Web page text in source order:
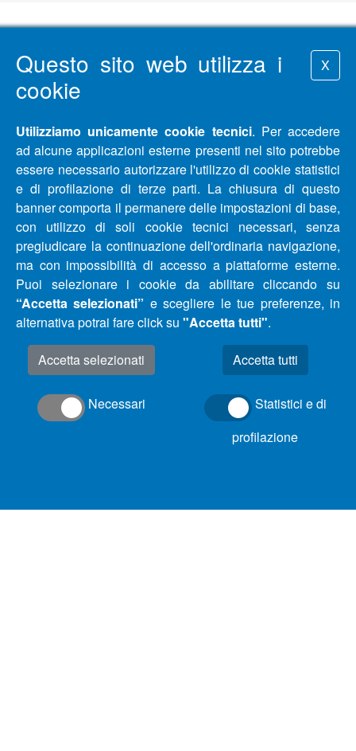
Questo sito web utilizza i
cookie
X
Utilizziamo unicamente cookie tecnici. Per accedere
ad alcune applicazioni esterne presenti nel sito potrebbe
essere necessario autorizzare l'utilizzo di cookie statistici
e di profilazione di terze parti. La chiusura di questo
banner comporta il permanere delle impostazioni di base,
con utilizzo di soli cookie tecnici necessari, senza
pregiudicare la continuazione dell'ordinaria navigazione,
ma con impossibilità di accesso a piattaforme esterne.
Puoi selezionare i cookie da abilitare cliccando su
“Accetta selezionati” e scegliere le tue preferenze, in
alternativa potrai fare click su "Accetta tutti".
Accetta selezionati
Necessari
Statistici e di
profilazione